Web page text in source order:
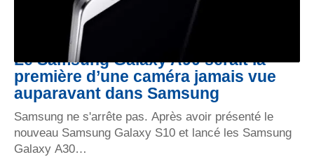
Le Samsung Galaxy A90 serait la
première d’une caméra jamais vue
auparavant dans Samsung
Samsung ne s'arrête pas. Après avoir présenté le
nouveau Samsung Galaxy S10 et lancé les Samsung
Galaxy A30…